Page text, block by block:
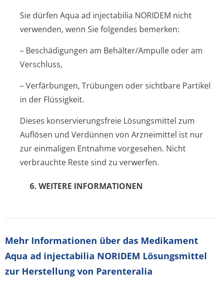
Sie dürfen Aqua ad injectabilia NORIDEM nicht
verwenden, wenn Sie folgendes bemerken:
– Beschädigungen am Behälter/Ampulle oder am
Verschluss,
– Verfärbungen, Trübungen oder sichtbare Partikel
in der Flüssigkeit.
Dieses konservierungsfreie Lösungsmittel zum
Auflösen und Verdünnen von Arzneimittel ist nur
zur einmaligen Entnahme vorgesehen. Nicht
verbrauchte Reste sind zu verwerfen.
6. WEITERE INFORMATIONEN
Mehr Informationen über das Medikament
Aqua ad injectabilia NORIDEM Lösungsmittel
zur Herstellung von Parenteralia